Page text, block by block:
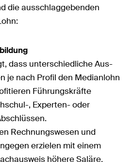
die ausschlaggebenden
dass unterschiedliche Aus-
je nach Profil den Medianlohn
Führungskräfte
, Experten- oder
Rechnungswesen und
erzielen mit einem
höhere Saläre.